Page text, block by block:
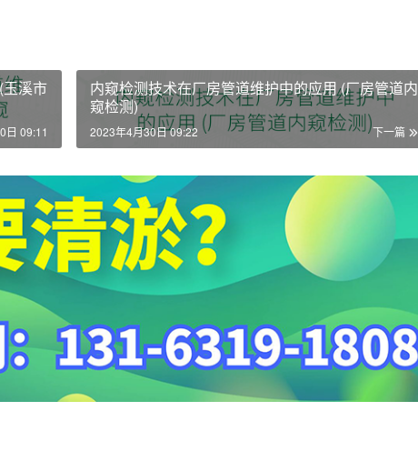
溪市
日 09:11
内窥检测技术在厂房管道维护中的应用 (厂房管道内
窥检测)
下一篇
2023年4月30日 09:22